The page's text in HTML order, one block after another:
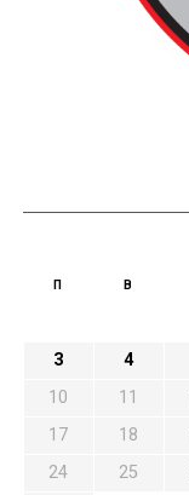
П В
3
4
10
11
17
18
24
25